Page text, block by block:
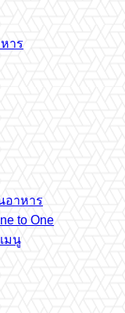
าร
อาหาร
to One
มนู